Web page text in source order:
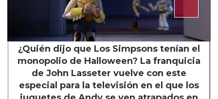
¿Quién dijo que Los Simpsons tenían el
monopolio de Halloween? La franquicia
de John Lasseter vuelve con este
especial para la televisión en el que los